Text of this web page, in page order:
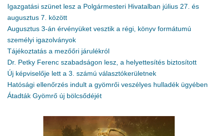
Igazgatási szünet lesz a Polgármesteri Hivatalban július 27. és
augusztus 7. között
Augusztus 3-án érvényüket vesztik a régi, könyv formátumú
személyi igazolványok
Tájékoztatás a mezőőri járulékról
Dr. Petky Ferenc szabadságon lesz, a helyettesítés biztosított
Új képviselője lett a 3. számú választókerületnek
Hatósági ellenőrzés indult a gyömrői veszélyes hulladék ügyében
Átadták Gyömrő új bölcsődéjét